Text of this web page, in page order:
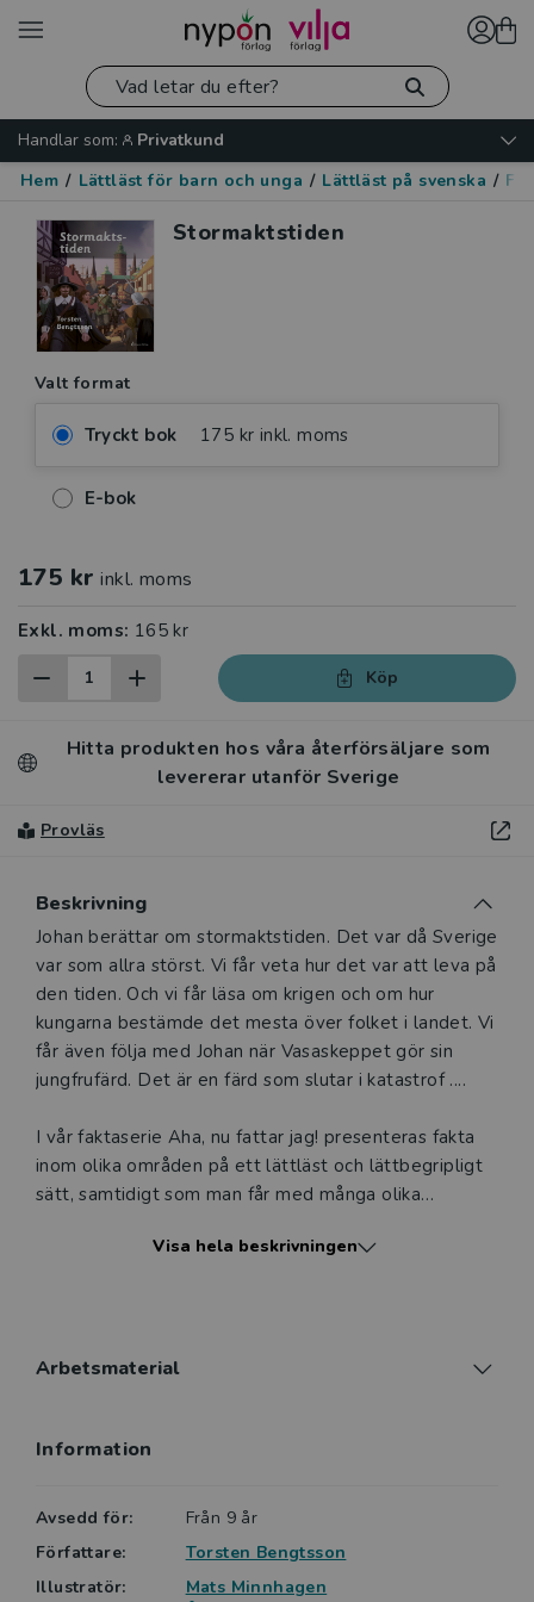
Handlar som:
Privatkund
Hem / Lättläst för barn och unga / Lättläst på svenska /
Stormaktstiden
Valt format
Tryckt bok 175 kr inkl. moms
E-bok
175 kr inkl. moms
Exkl. moms: 165 kr
Köp
Hitta produkten hos våra återförsäljare som
levererar utanför Sverige
Provläs
Beskrivning
Beskrivning
Johan berättar om stormaktstiden. Det var då Sverige
var som allra störst. Vi får veta hur det var att leva på
den tiden. Och vi får läsa om krigen och om hur
kungarna bestämde det mesta över folket i landet. Vi
får även följa med Johan när Vasaskeppet gör sin
jungfrufärd. Det är en färd som slutar i katastrof ....
I vår faktaserie Aha, nu fattar jag! presenteras fakta
inom olika områden på ett lättläst och lättbegripligt
sätt, samtidigt som man får med många olika
utarbetat för att följa målen i de nya kursplanerna.
kognitiva funktionsnedsättningar, till elever med läs-
samarbete med pedagoger inom särskolan, SvA-
elever med språkstörningar.
handledning (Genväg till Aha-serien).
Visa hela beskrivningen
Arbetsmaterial
Information
Avsedd för:
Från 9 år
Författare:
Torsten Bengtsson
Illustratör:
Mats Minnhagen